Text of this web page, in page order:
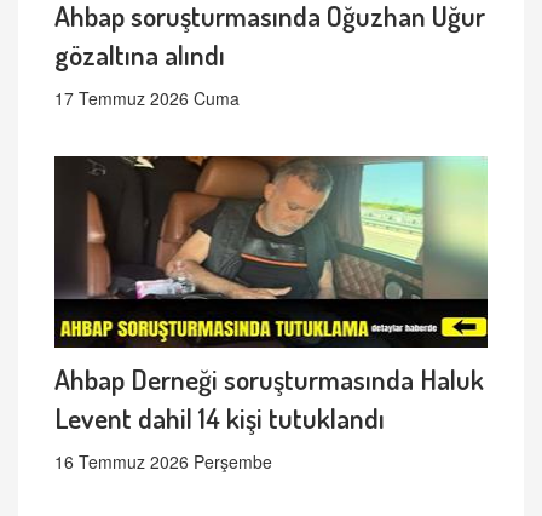
Ahbap soruşturmasında Oğuzhan Uğur
gözaltına alındı
17 Temmuz 2026 Cuma
Ahbap Derneği soruşturmasında Haluk
Levent dahil 14 kişi tutuklandı
16 Temmuz 2026 Perşembe